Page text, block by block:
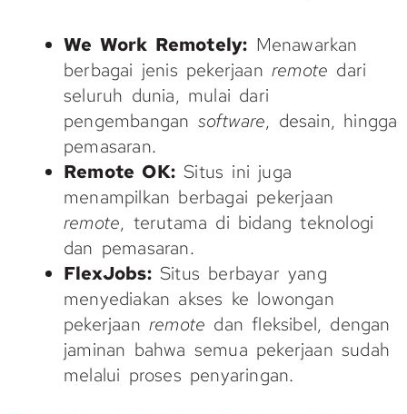
We Work Remotely: Menawarkan
berbagai jenis pekerjaan remote dari
seluruh dunia, mulai dari
pengembangan software, desain, hingga
pemasaran.
Remote OK: Situs ini juga
menampilkan berbagai pekerjaan
remote, terutama di bidang teknologi
dan pemasaran.
FlexJobs:Situs berbayar yang
menyediakan akses ke lowongan
pekerjaan remote dan fleksibel, dengan
jaminan bahwa semua pekerjaan sudah
melalui proses penyaringan.